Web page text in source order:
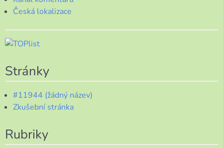
Česká lokalizace
Stránky
#11944 (žádný název)
Zkušební stránka
Rubriky